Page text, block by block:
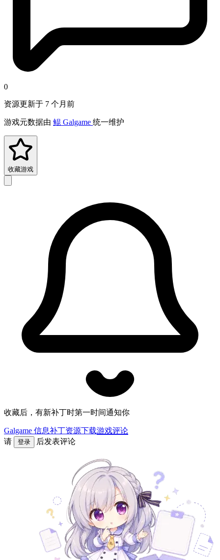
0
资源更新于 7 个月前
游戏元数据由 鲲 Galgame 统一维护
收藏游戏
收藏后，有新补丁时第一时间通知你
Galgame 信息补丁资源下载游戏评论
请
登录 后发表评论